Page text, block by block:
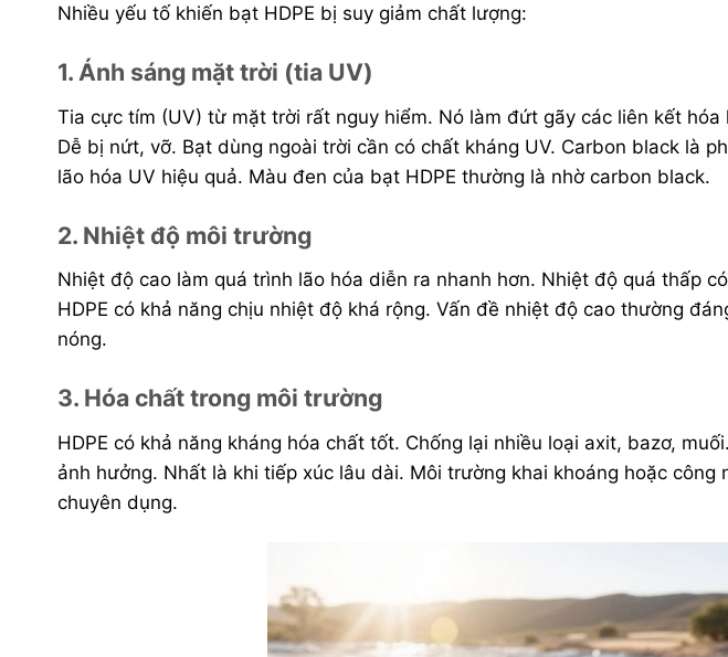
Nhiều yếu tố khiến bạt HDPE bị suy giảm chất lượng:
1. Ánh sáng mặt trời (tia UV)
Tia cực tím (UV) từ mặt trời rất nguy hiểm. Nó làm đứt gãy các liên kết
Dễ bị nứt, vỡ. Bạt dùng ngoài trời cần có chất kháng UV. Carbon black là
lão hóa UV hiệu quả. Màu đen của bạt HDPE thường là nhờ carbon black.
2. Nhiệt độ môi trường
Nhiệt độ cao làm quá trình lão hóa diễn ra nhanh hơn. Nhiệt độ quá thấp
HDPE có khả năng chịu nhiệt độ khá rộng. Vấn đề nhiệt độ cao thường
nóng.
3. Hóa chất trong môi trường
HDPE có khả năng kháng hóa chất tốt. Chống lại nhiều loại axit, bazơ,
ảnh hưởng. Nhất là khi tiếp xúc lâu dài. Môi trường khai khoáng hoặc công
chuyên dụng.